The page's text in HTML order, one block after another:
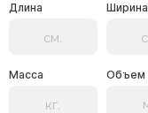
Длина Ширина
Масса Объем